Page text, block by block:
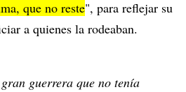
que no reste", para reflejar su
a quienes la rodeaban.
guerrera que no tenía